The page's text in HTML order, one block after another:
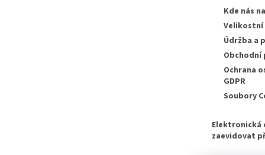
Kde nás
Údržba a
Obchodní
Ochrana
GDPR
Soubory
Elektronická
zaevidovat